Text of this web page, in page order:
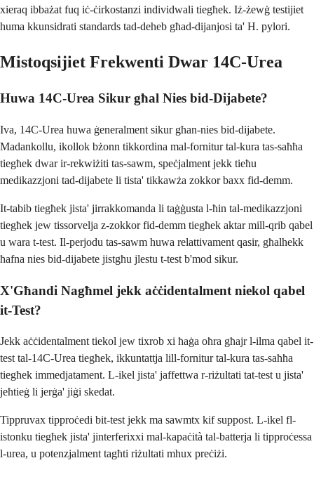
xieraq ibbażat fuq iċ-ċirkostanzi individwali tiegħek. Iż-żewġ testijiet
huma kkunsidrati standards tad-deheb għad-dijanjosi ta' H. pylori.
Mistoqsijiet Frekwenti Dwar 14C-Urea
Huwa 14C-Urea Sikur għal Nies bid-Dijabete?
Iva, 14C-Urea huwa ġeneralment sikur għan-nies bid-dijabete.
Madankollu, ikollok bżonn tikkordina mal-fornitur tal-kura tas-saħħa
tiegħek dwar ir-rekwiżiti tas-sawm, speċjalment jekk tieħu
medikazzjoni tad-dijabete li tista' tikkawża zokkor baxx fid-demm.
It-tabib tiegħek jista' jirrakkomanda li taġġusta l-ħin tal-medikazzjoni
tiegħek jew tissorvelja z-zokkor fid-demm tiegħek aktar mill-qrib qabel
u wara t-test. Il-perjodu tas-sawm huwa relattivament qasir, għalhekk
ħafna nies bid-dijabete jistgħu jlestu t-test b'mod sikur.
X'Għandi Nagħmel jekk aċċidentalment niekol qabel
it-Test?
Jekk aċċidentalment tiekol jew tixrob xi ħaġa oħra għajr l-ilma qabel it-
test tal-14C-Urea tiegħek, ikkuntattja lill-fornitur tal-kura tas-saħħa
tiegħek immedjatament. L-ikel jista' jaffettwa r-riżultati tat-test u jista'
jeħtieġ li jerġa' jiġi skedat.
Tippruvax tipproċedi bit-test jekk ma sawmtx kif suppost. L-ikel fl-
istonku tiegħek jista' jinterferixxi mal-kapaċità tal-batterja li tipproċessa
l-urea, u potenzjalment tagħti riżultati mhux preċiżi.